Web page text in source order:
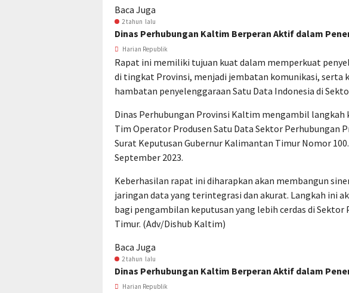
Baca Juga
2 tahun lalu
Dinas Perhubungan Kaltim Berperan Aktif dalam
Harian Republik
Rapat ini memiliki tujuan kuat dalam memperkuat
di tingkat Provinsi, menjadi jembatan komunikasi, serta
hambatan penyelenggaraan Satu Data Indonesia di
Dinas Perhubungan Provinsi Kaltim mengambil
Tim Operator Produsen Satu Data Sektor Perhubungan
Surat Keputusan Gubernur Kalimantan Timur Nomor
September 2023.
Keberhasilan rapat ini diharapkan akan membangun
jaringan data yang terintegrasi dan akurat. Langkah ini
bagi pengambilan keputusan yang lebih cerdas di
Timur. (Adv/Dishub Kaltim)
Baca Juga
2 tahun lalu
Dinas Perhubungan Kaltim Berperan Aktif dalam
Harian Republik